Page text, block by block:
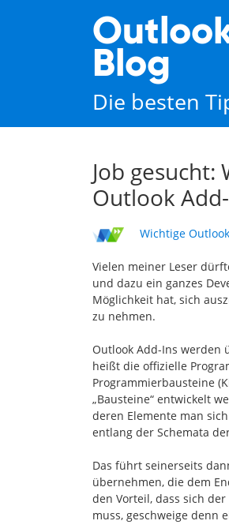
Blog
Die besten
Job
Outlook
Wichtige
Vielen meiner Leser
und dazu ein ganzes
Möglichkeit hat, sich
zu nehmen.
Outlook Add-Ins werden
heißt die offizielle
Programmierbausteine
„Bausteine“ entwickelt
deren Elemente man
entlang der Schemata
Das führt seinerseits
übernehmen, die dem
den Vorteil, dass sich
muss, geschweige denn